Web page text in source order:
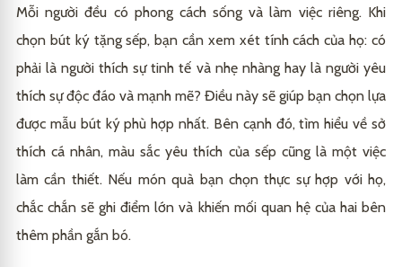
Mỗi người đều có phong cách sống và làm việc riêng. Khi
chọn bút ký tặng sếp, bạn cần xem xét tính cách của họ: có
phải là người thích sự tinh tế và nhẹ nhàng hay là người yêu
thích sự độc đáo và mạnh mẽ? Điều này sẽ giúp bạn chọn lựa
được mẫu bút ký phù hợp nhất. Bên cạnh đó, tìm hiểu về sở
thích cá nhân, màu sắc yêu thích của sếp cũng là một việc
làm cần thiết. Nếu món quà bạn chọn thực sự hợp với họ,
chắc chắn sẽ ghi điểm lớn và khiến mối quan hệ của hai bên
thêm phần gắn bó.